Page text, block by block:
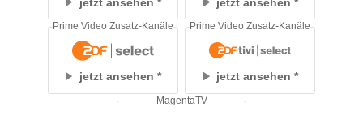
jetzt ansehen
Prime Video Zusatz-Kanäle
jetzt ansehen
Prime Video Zusatz-Kanäle
MagentaTV